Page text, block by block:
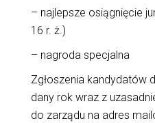
– najlepsze osiągnięcie
16 r. ż.)
– nagroda specjalna
Zgłoszenia kandydatów
dany rok wraz z
do zarządu na adres